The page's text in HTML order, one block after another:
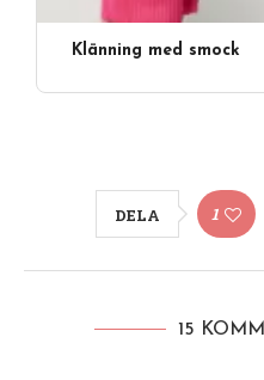
Klänning med smock
DELA 1
15